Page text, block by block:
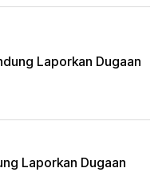
Laporkan Dugaan
Laporkan Dugaan